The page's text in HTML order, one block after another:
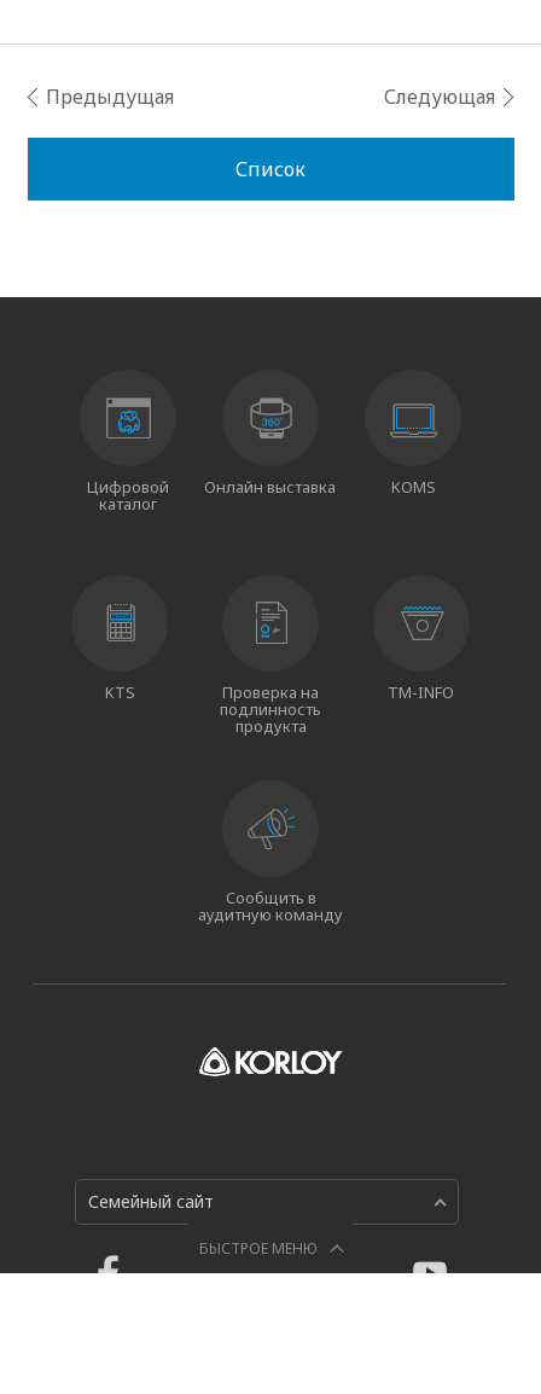
Предыдущая
Список
Следующая
БЫСТРОЕ МЕНЮ
Цифровой
каталог
Онлайн выставка KOMS
KTS Проверка на
подлинность
продукта
TM-INFO
Сообщить в
аудитную команду
Семейный сайт